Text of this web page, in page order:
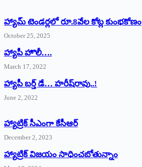
హ్యామ్‌ ‌టెండర్లలో రూ.8వేల కోట్ల కుంభకోణం
October 25, 2025
హ్యాపీ హొలీ….
March 17, 2022
హ్యాపీ బర్త్ ‌డే… హరీష్‌రావు..!
June 2, 2022
హ్యాట్రిక్‌ ‌సీఎంగా కేసీఆర్‌
December 2, 2023
హ్యాట్రిక్‌ విజయం సాధించబోతున్నాం